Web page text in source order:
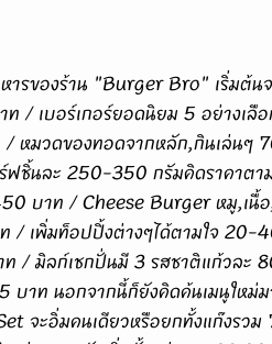
/ เบอร์เกอร์ยอดนิยม 5 อย่างเลื
หมวดของทอดจากหลัก,กินเล่น
ฟชิ้นละ 250-350 กรัมคิดราคาต
บาท / Cheese Burger หมู,เนื้
/ เพิ่มท็อปปิ้งต่างๆได้ตามใจ
/ มิลก์เชกปั่นมี 3 รสชาติแก้วล
าท นอกจากนี้ก็ยังคิดค้นเมนูใหม่
จะอิ่มคนเดียวหรือยกทั้งแก๊งร